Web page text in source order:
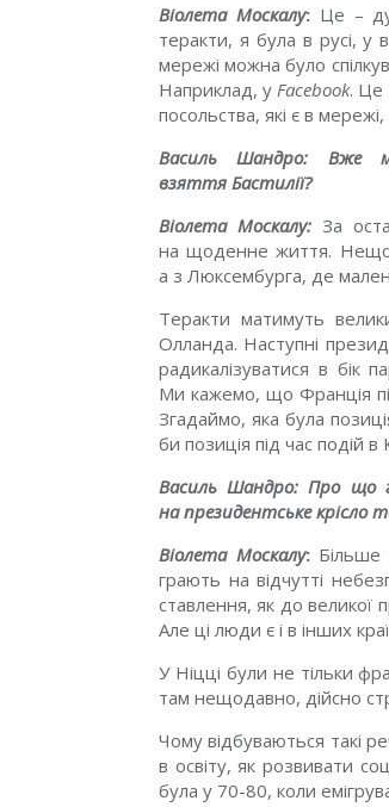
Віолета Москалу:Це –
теракти, я була в русі, у
мережі можна було
Наприклад, у Facebook. Це
посольства, які є в
Василь Шандро: Вже
взяття Бастилії?
Віолета Москалу:За
на щоденне життя.
а з Люксембурга, де
Теракти матимуть
Олланда. Наступні
радикалізуватися в бік
Ми кажемо, що Франція
Згадаймо, яка була
би позиція під час подій
Василь Шандро: Про що
на президентське крісло
Віолета Москалу:Більше
грають на відчутті
ставлення, як до великої
Але ці люди є і в інших
У Ніцці були не тільки
там нещодавно, дійсно
Чому відбуваються такі
в освіту, як розвивати
була у 70-80, коли